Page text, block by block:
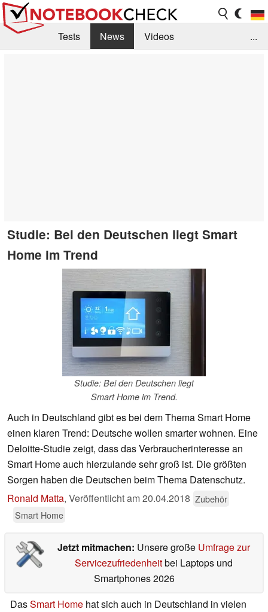
Tests News
Videos
...
Studie: Bei den Deutschen liegt Smart
Home im Trend
Studie: Bei den Deutschen liegt
Smart Home im Trend.
Auch in Deutschland gibt es bei dem Thema Smart Home
einen klaren Trend: Deutsche wollen smarter wohnen. Eine
Deloitte-Studie zeigt, dass das Verbraucherinteresse an
Smart Home auch hierzulande sehr groß ist. Die größten
Sorgen haben die Deutschen beim Thema Datenschutz.
Ronald Matta, Veröffentlicht am20.04.2018 Zubehör
Smart Home
Jetzt mitmachen: Unsere große Umfrage zur
Servicezufriedenheitbei Laptops und
Smartphones 2026
DasSmart Home hat sich auch in Deutschland in vielen